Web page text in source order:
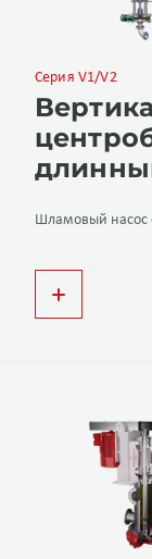
Серия V1/V2
Шламовый